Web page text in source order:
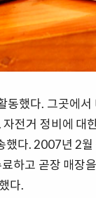
했다. 그곳에
전거 정비에 대
했다. 2007년 2
하고 곧장 매장
다.